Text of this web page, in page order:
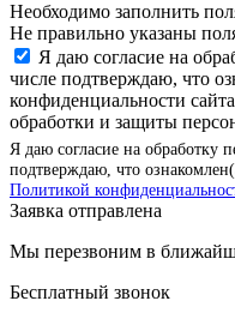
Необходимо заполнить
Не правильно указаны
Я даю согласие на
числе подтверждаю, что
конфиденциальности
обработки и защиты
Я даю согласие на обработку
подтверждаю, что
Политикой
Заявка отправлена
Мы перезвоним в
Бесплатный звонок